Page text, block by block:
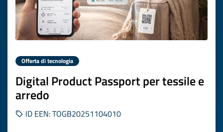
Offerta di tecnologia
Digital Product Passport per tessile e
arredo
ID EEN: TOGB20251104010